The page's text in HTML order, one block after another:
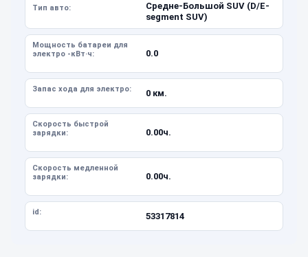
Тип авто:
Средне-Большой SUV (D/E-
segment SUV)
Мощность батареи для
электро -кВт·ч:
0.0
Запас хода для электро: 0 км.
Скорость быстрой
зарядки:
0.00ч.
Скорость медленной
зарядки:
0.00ч.
id: 53317814